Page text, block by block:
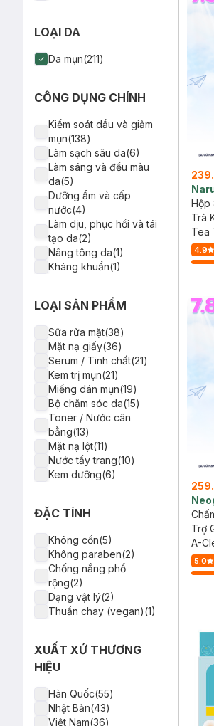
Ducray(2)
Azderma(2)
Ciracle(2)
MEISHOKU(2)
Purederm(1)
Avène(1)
Sexylook(1)
Naruko(1)
Klairs(1)
Foodaholic(1)
Hatomugi(1)
Simple(1)
Balance Active
Formula(1)
Biochem(1)
Neogen Dermalogy(1)
Martiderm(1)
Bielenda(1)
Jumiso(1)
Keyshu(1)
Skinoxy(1)
Teenilicious(1)
Benzac(1)
Isis Pharma(1)
Sunplay(1)
Skin1004(1)
Cây Phỉ(4)
Acid)(4)
Sulfur(3)
Azelaic Acid(3)
Vitamin C(2)
Trà xanh(2)
Chống nắng vật lý lai
hoá học(2)
Hyaluronic Acid(1)
Panthenol (Vitamin B5)
(1)
Nha đam(1)
Bisabolol(1)
Ý Dĩ(1)
Bạc hà(1)
Myrtacine(1)
LOẠI DA
Da mụn(211)
CÔNG DỤNG CHÍNH
Kiểm soát dầu và giảm
mụn(138)
Làm sạch sâu da(6)
Làm sáng và đều màu
da(5)
Dưỡng ẩm và cấp
nước(4)
Làm dịu, phục hồi và tái
tạo da(2)
Nâng tông da(1)
Kháng khuẩn(1)
LOẠI SẢN PHẨM
Sữa rửa mặt(38)
Mặt nạ giấy(36)
Serum / Tinh chất(21)
Kem trị mụn(21)
Miếng dán mụn(19)
Bộ chăm sóc da(15)
Toner / Nước cân
bằng(13)
Mặt nạ lột(11)
Nước tẩy trang(10)
Kem dưỡng(6)
Lotion / Sữa dưỡng(3)
Dầu tẩy trang(2)
Tẩy tế bào chết(2)
Mặt nạ ngủ(1)
ĐẶC TÍNH
Không cồn(5)
Không paraben(2)
Chống nắng phổ
rộng(2)
Dạng vật lý(2)
Thuần chay (vegan)(1)
XUẤT XỨ THƯƠNG
HIỆU
Hàn Quốc(55)
Nhật Bản(43)
Việt Nam(36)
Hộp
Trà
Tea
4.9
Trợ
A-
5.0